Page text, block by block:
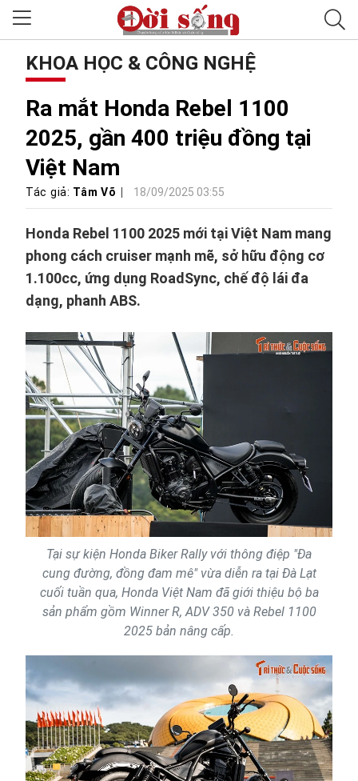
KHOA HỌC & CÔNG NGHỆ
Ra mắt Honda Rebel 1100
2025, gần 400 triệu đồng tại
Việt Nam
Tác giả: Tâm Võ 18/09/2025 03:55
Honda Rebel 1100 2025 mới tại Việt Nam mang
phong cách cruiser mạnh mẽ, sở hữu động cơ
1.100cc, ứng dụng RoadSync, chế độ lái đa
dạng, phanh ABS.
Tại sự kiện Honda Biker Rally với thông điệp "Đa
cung đường, đồng đam mê" vừa diễn ra tại Đà Lạt
cuối tuần qua, Honda Việt Nam đã giới thiệu bộ ba
sản phẩm gồm Winner R, ADV 350 và Rebel 1100
2025 bản nâng cấp.